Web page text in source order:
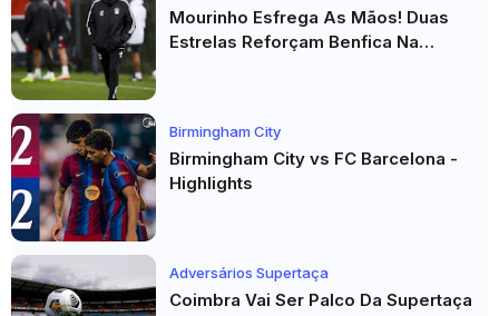
Mourinho Esfrega As Mãos! Duas
Estrelas Reforçam Benfica Na
Birmingham City
Birmingham City vs FC Barcelona -
Highlights
Adversários Supertaça
Coimbra Vai Ser Palco Da Supertaça